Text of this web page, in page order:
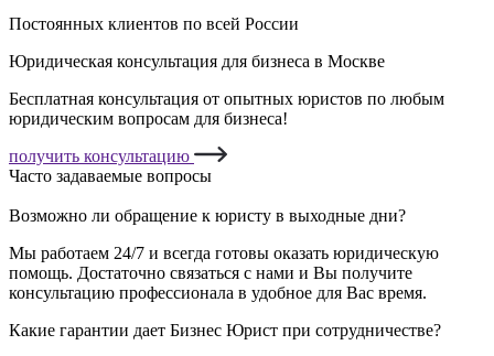
Постоянных клиентов по всей России
Юридическая консультация для бизнеса в Москве
Бесплатная консультация от опытных юристов по любым
юридическим вопросам для бизнеса!
получить консультацию
Часто задаваемые вопросы
Возможно ли обращение к юристу в выходные дни?
Мы работаем 24/7 и всегда готовы оказать юридическую
помощь. Достаточно связаться с нами и Вы получите
консультацию профессионала в удобное для Вас время.
Какие гарантии дает Бизнес Юрист при сотрудничестве?